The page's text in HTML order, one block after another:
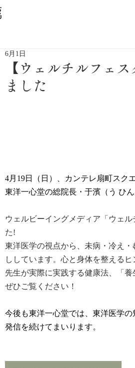
【ウェルチルフェ
ました
6月1日
4月19日（日）、カンテレ扇町スク
東洋一心堂の総院長・于濱（う ひん
ウェルビーイングメディア「ウェ
た!
東洋医学の視点から、未病・冷え
ししています。心と身体を整えるヒ
先生が実際に実践する健康法、「養
ぜひご覧ください！
今後も東洋一心堂では、東洋医学の
発信を続けてまいります。